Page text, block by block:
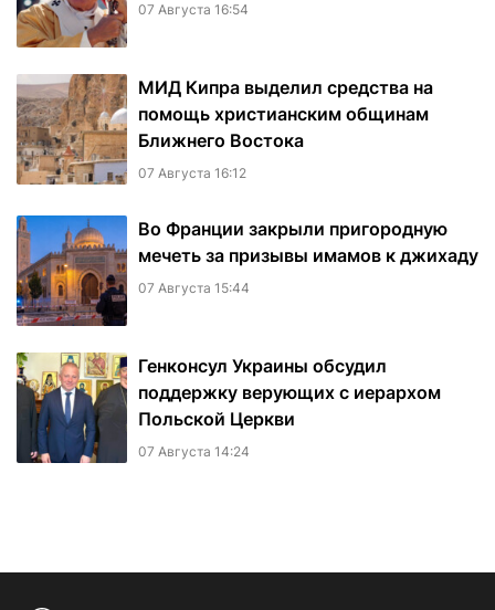
07 Августа 16:54
МИД Кипра выделил средства на
помощь христианским общинам
Ближнего Востока
07 Августа 16:12
Во Франции закрыли пригородную
мечеть за призывы имамов к джихаду
07 Августа 15:44
Генконсул Украины обсудил
поддержку верующих с иерархом
Польской Церкви
07 Августа 14:24